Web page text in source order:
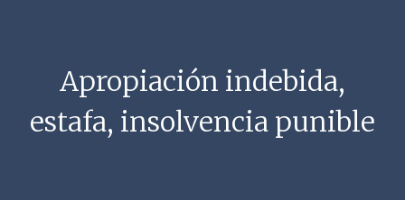
Apropiación indebida,
estafa, insolvencia punible